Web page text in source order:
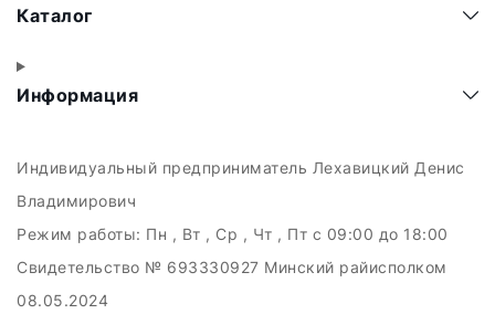
Каталог
Информация
Индивидуальный предприниматель Лехавицкий Денис
Владимирович
Режим работы: Пн , Вт , Ср , Чт , Пт c 09:00 до 18:00
Свидетельство № 693330927 Минский райисполком
08.05.2024